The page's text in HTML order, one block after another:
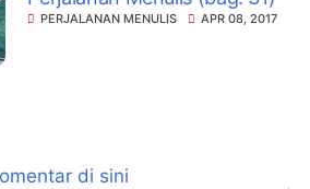
PERJALANAN MENULIS APR 08, 2017
di sini